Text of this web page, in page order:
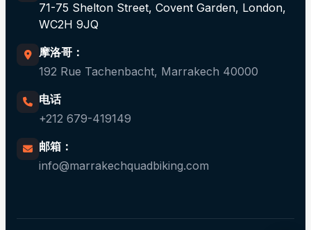
71-75 Shelton Street, Covent Garden, London,
WC2H 9JQ
摩洛哥：
192 Rue Tachenbacht, Marrakech 40000
电话
+212 679-419149
邮箱：
info@marrakechquadbiking.com